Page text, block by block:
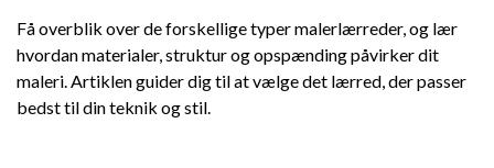
Få overblik over de forskellige typer malerlærreder, og lær
hvordan materialer, struktur og opspænding påvirker dit
maleri. Artiklen guider dig til at vælge det lærred, der passer
bedst til din teknik og stil.